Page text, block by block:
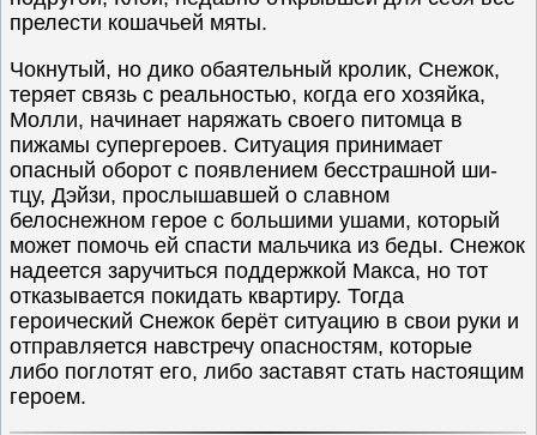
прелести кошачьей мяты.
Чокнутый, но дико обаятельный кролик, Снежок,
теряет связь с реальностью, когда его хозяйка,
Молли, начинает наряжать своего питомца в
пижамы супергероев. Ситуация принимает
опасный оборот с появлением бесстрашной ши-
тцу, Дэйзи, прослышавшей о славном
белоснежном герое с большими ушами, который
может помочь ей спасти мальчика из беды. Снежок
надеется заручиться поддержкой Макса, но тот
отказывается покидать квартиру. Тогда
героический Снежок берёт ситуацию в свои руки и
отправляется навстречу опасностям, которые
либо поглотят его, либо заставят стать настоящим
героем.